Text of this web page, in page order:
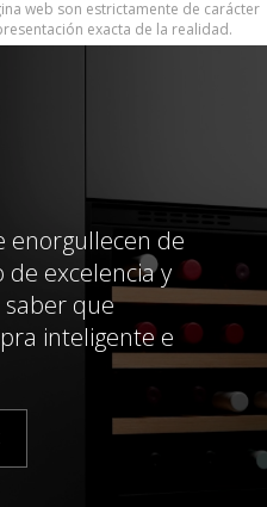
web son estrictamente de carácter
exacta de la realidad.
enorgullecen de
excelencia y
saber que
inteligente e